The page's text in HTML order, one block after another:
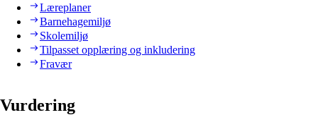
Læreplaner
Barnehagemiljø
Skolemiljø
Tilpasset opplæring og inkludering
Fravær
Vurdering